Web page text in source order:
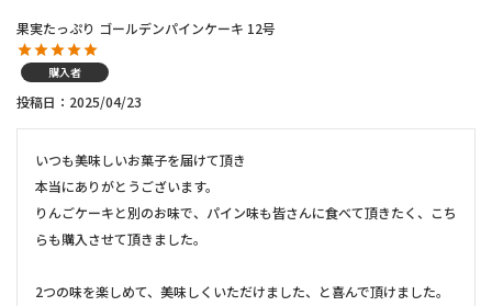
果実たっぷり ゴールデンパインケーキ 12号
購入者
投稿日 2025/04/23
いつも美味しいお菓子を届けて頂き
本当にありがとうございます。
りんごケーキと別のお味で、パイン味も皆さんに食べて頂きたく、こち
らも購入させて頂きました。
2つの味を楽しめて、美味しくいただけました、と喜んで頂けました。